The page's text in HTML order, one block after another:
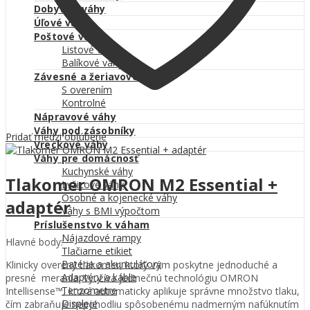
Dobytčie váhy
Úľové váhy
Poštové váhy
Listové váhy
Balíkové váhy
Závesné a žeriavové váhy
S overením
Kontrolné
Nápravové váhy
Váhy pod zásobníky
Vreckové váhy
Váhy pre domácnosť
Kuchynské váhy
Lyžicové váhy
Osobné a kojenecké váhy
Váhy s BMI výpočtom
Príslušenstvo k váham
Nájazdové rampy
Tlačiarne etikiet
Batérie a akumulátory
Adaptéry a káble
Tenzometre
Displeje
Pridať medzi obľúbené
Tlakomer OMRON M2 Essential +
adaptér
Hlavné body:
Klinicky overený tlakomer, ktorý vám poskytne jednoduché a
presné merania. Využíva jedinečnú technológiu OMRON
Intellisense™, ktorá automaticky aplikuje správne množstvo tlaku,
čím zabraňuje nepohodliu spôsobenému nadmerným nafúknutím